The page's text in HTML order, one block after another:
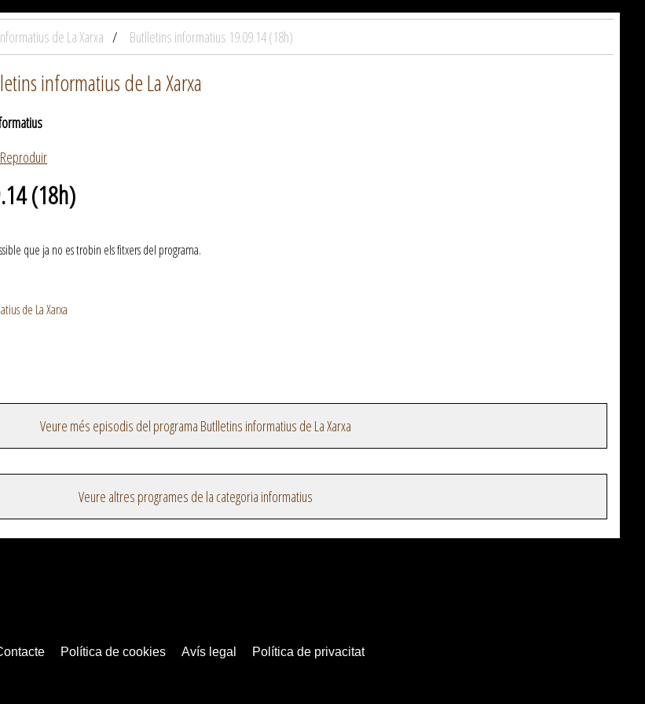
de La Xarxa Butlletins informatius 19.09.14 (18h)
informatius de La Xarxa
Reproduir
(18h)
que ja no es trobin els fitxers del programa.
de La Xarxa
Veure més episodis del programa Butlletins informatius de La Xarxa
Veure altres programes de la categoria informatius
Política de cookies Avís legal Política de privacitat